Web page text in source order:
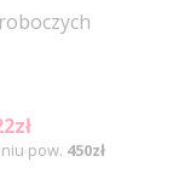
roboczych
pow. 450zł